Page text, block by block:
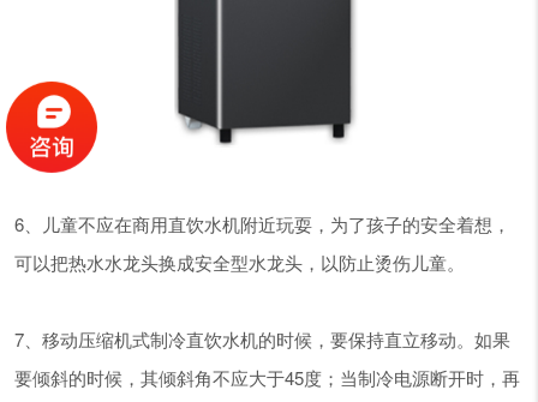
6、儿童不应在商用直饮水机附近玩耍，为了孩子的安全着想，
可以把热水水龙头换成安全型水龙头，以防止烫伤儿童。
7、移动压缩机式制冷直饮水机的时候，要保持直立移动。如果
要倾斜的时候，其倾斜角不应大于45度；当制冷电源断开时，再